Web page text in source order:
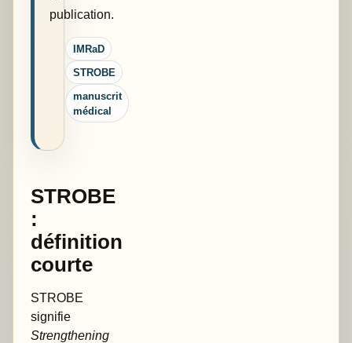
publication.
IMRaD
STROBE
manuscrit
médical
STROBE
:
définition
courte
STROBE
signifie
Strengthening